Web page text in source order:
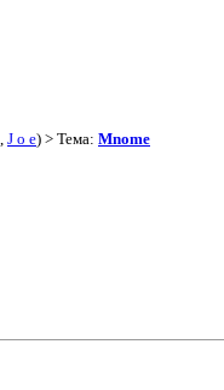
J o e) > Тема: Mnome